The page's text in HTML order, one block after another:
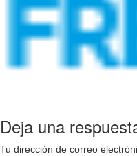
Deja una
Tu dirección de correo